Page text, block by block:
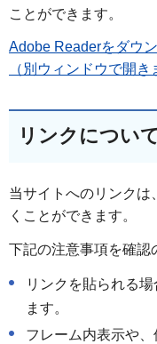
ことができます。
Adobe Readerをダウ
（別ウィンドウで開き
リンクについ
当サイトへのリンク
くことができます。
下記の注意事項を確認
リンクを貼られる
ます。
フレーム内表示や